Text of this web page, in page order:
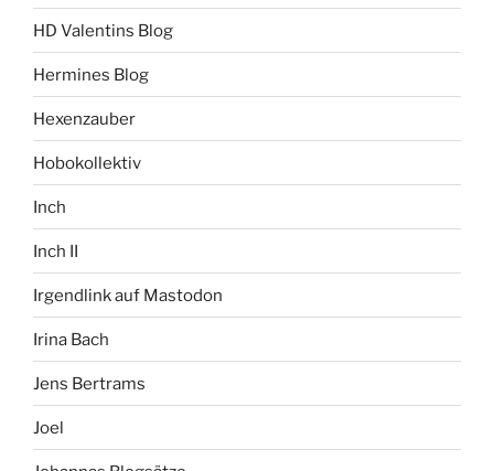
HD Valentins Blog
Hermines Blog
Hexenzauber
Hobokollektiv
Inch
Inch II
Irgendlink auf Mastodon
Irina Bach
Jens Bertrams
Joel